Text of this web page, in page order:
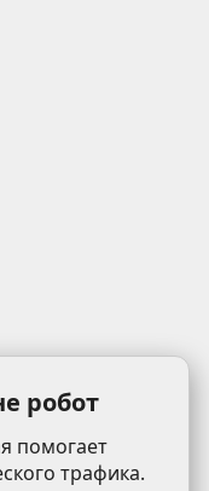
робот
помогает
трафика.